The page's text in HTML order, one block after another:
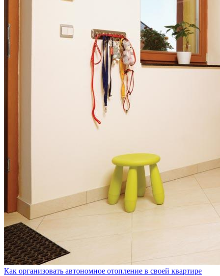
Как организовать автономное отопление в своей квартире